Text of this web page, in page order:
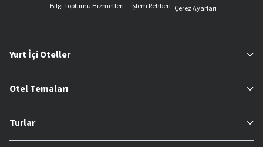
Bilgi Toplumu Hizmetleri
İşlem Rehberi Çerez Ayarları
Yurt İçi Oteller
Otel Temaları
Turlar